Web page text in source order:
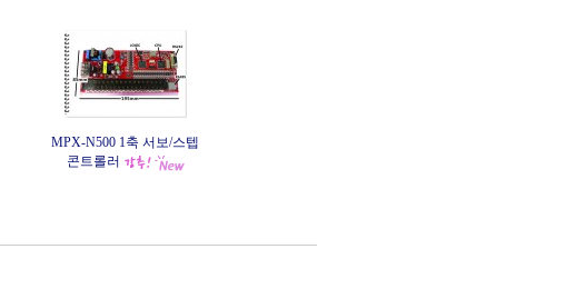
MPX-N500 1축 서보/스텝
콘트롤러